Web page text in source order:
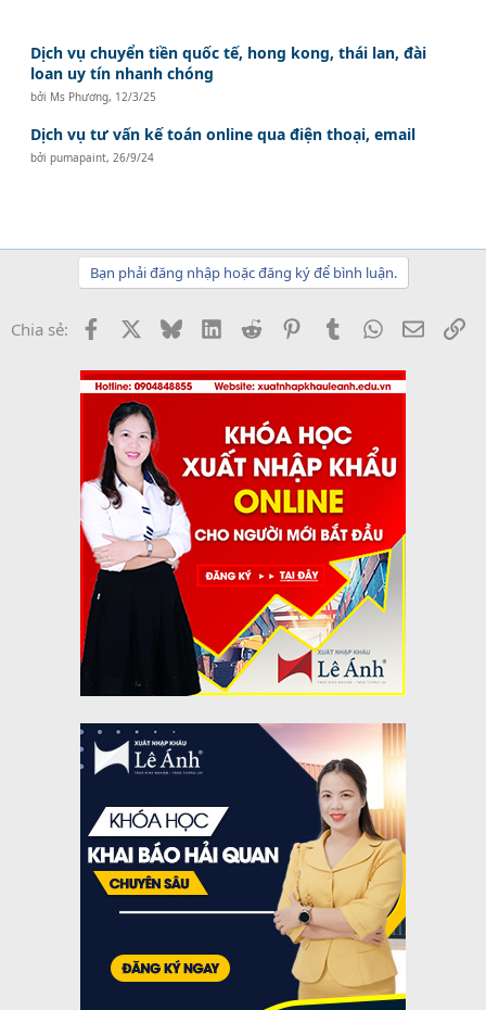
Dịch vụ chuyển tiền quốc tế, hong kong, thái lan, đài
loan uy tín nhanh chóng
bởi Ms Phương, 12/3/25
Dịch vụ tư vấn kế toán online qua điện thoại, email
bởipumapaint,26/9/24
Bạn phải đăng nhập hoặc đăng ký để bình luận.
Chia sẻ: Facebook BlueskyLinkedInReddit PinterestTumblrWhatsApp
Email